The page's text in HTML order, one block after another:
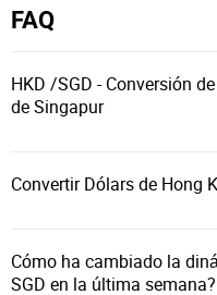
FAQ
HKD /SGD - Conversión
de Singapur
Convertir Dólars de Hong
Cómo ha cambiado la
SGD en la última semana?